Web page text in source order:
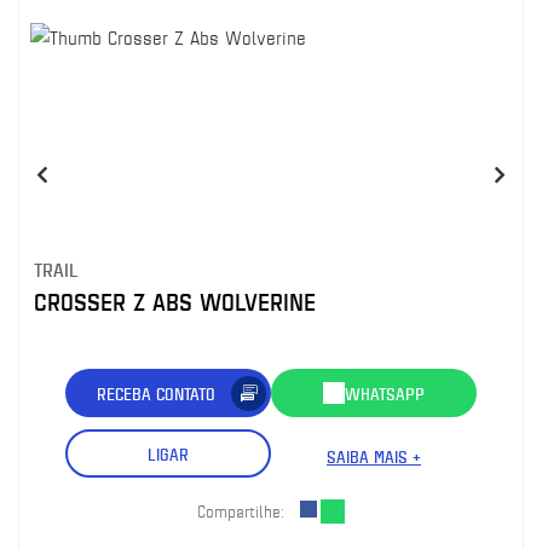
TRAIL
CROSSER Z ABS WOLVERINE
RECEBA CONTATO WHATSAPP
LIGAR SAIBA MAIS +
Compartilhe: